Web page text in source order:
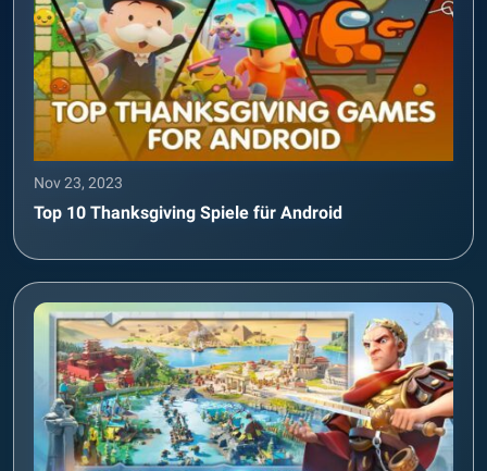
Nov 23, 2023
Top 10 Thanksgiving Spiele für Android